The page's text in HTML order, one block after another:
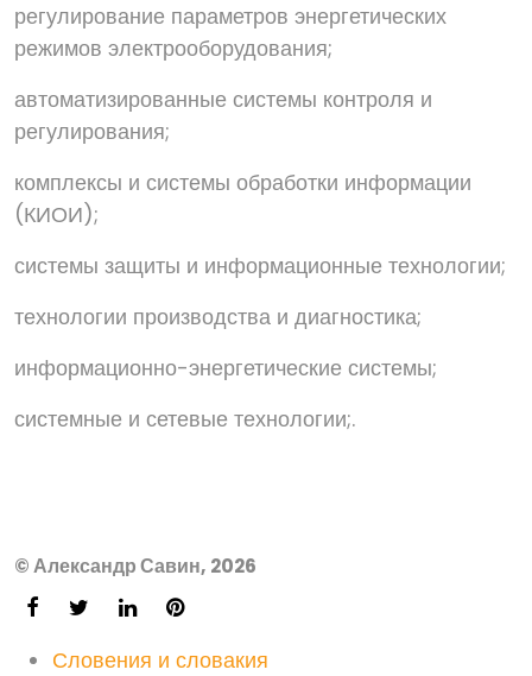
регулирование параметров энергетических
режимов электрооборудования;
автоматизированные системы контроля и
регулирования;
комплексы и системы обработки информации
(КИОИ);
системы защиты и информационные технологии;
технологии производства и диагностика;
информационно-энергетические системы;
системные и сетевые технологии;.
© Александр Савин, 2026
Словения и словакия